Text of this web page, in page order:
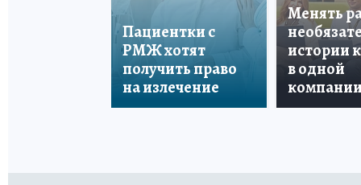
Пациентки с
РМЖ хотят
получить право
на излечение
Менять
истории
в одной